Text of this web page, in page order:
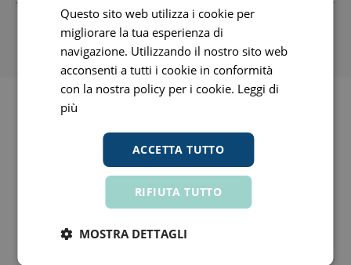
Tutti i prezzi includono l'IVA -Segnala informazioni inesatte
-Informativa
Prodotti similari li trovi in
lovren (108)
Questo sito web utilizza i cookie per
migliorare la tua esperienza di
navigazione. Utilizzando il nostro sito web
acconsenti a tutti i cookie in conformità
con la nostra policy per i cookie. Leggi di
più
ACCETTA TUTTO
RIFIUTA TUTTO
MOSTRA DETTAGLI